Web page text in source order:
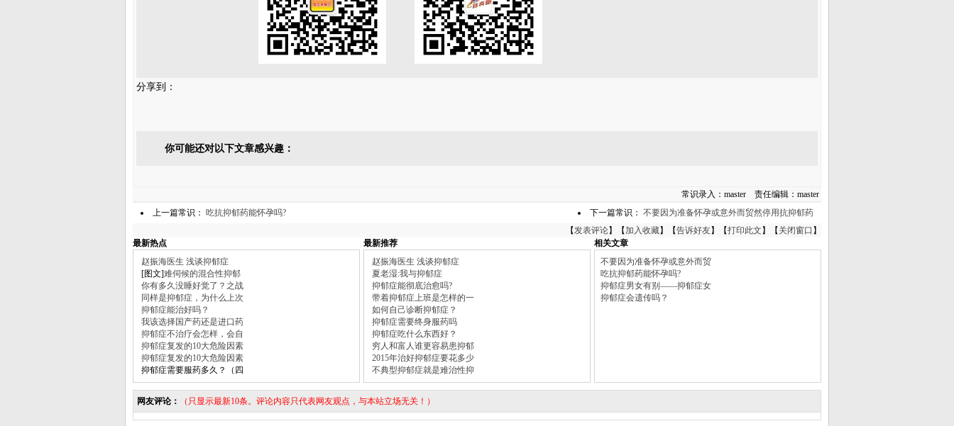
分享到：
你可能还对以下文章感兴趣：
常识录入：master 责任编辑：master
上一篇常识： 吃抗抑郁药能怀孕吗? 下一篇常识： 不要因为准备怀孕或意外而贸然停用抗抑郁药
【发表评论】【加入收藏】【告诉好友】【打印此文 】【 关闭窗口 】
最新热点
最新推荐
相关文章
赵振海医生 浅谈抑郁症
[图文]难伺候的混合性抑郁
你有多久没睡好觉了？之战
同样是抑郁症，为什么上次
抑郁症能治好吗？
我该选择国产药还是进口药
抑郁症不治疗会怎样，会自
抑郁症复发的10大危险因素
抑郁症复发的10大危险因素
抑郁症需要服药多久？（四
赵振海医生 浅谈抑郁症
夏老湿:我与抑郁症
抑郁症能彻底治愈吗?
带着抑郁症上班是怎样的一
如何自己诊断抑郁症？
抑郁症需要终身服药吗
抑郁症吃什么东西好？
穷人和富人谁更容易患抑郁
2015年治好抑郁症要花多少
不典型抑郁症就是难治性抑
不要因为准备怀孕或意外而贸
吃抗抑郁药能怀孕吗?
抑郁症男女有别——抑郁症女
抑郁症会遗传吗？
网友评论： （只显示最新10条。评论内容只代表网友观点，与本站立场无关！）